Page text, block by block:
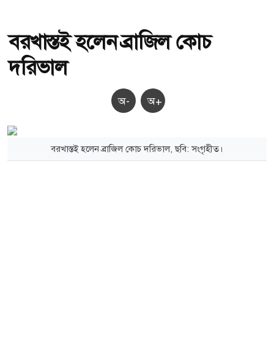
বরখাস্তই হলেন ব্রাজিল কোচ
দরিভাল
অ- অ+
বরখাস্তই হলেন ব্রাজিল কোচ দরিভাল, ছবি: সংগৃহীত।